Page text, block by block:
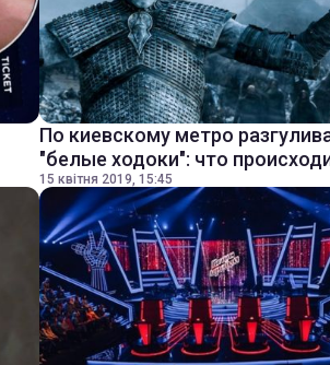
По киевскому метро
"белые ходоки": что
15 квітня 2019, 15:45